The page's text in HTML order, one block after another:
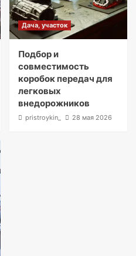
Дача, участок
Подбор и
совместимость
коробок передач для
легковых
внедорожников
pristroykin_ 28 мая 2026